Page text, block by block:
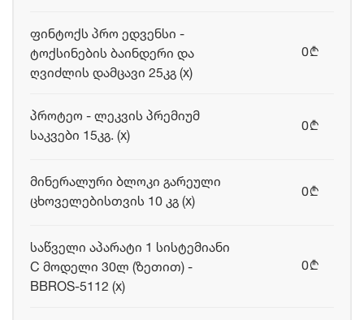
ფინტოქს პრო ედვენსი -
ტოქსინების ბაინდერი და
ღვიძლის დამცავი 25კგ (x)
0b
პროტეო - ლეკვის პრემიუმ
საკვები 15კგ. (x)
0b
მინერალური ბლოკი გარეული
ცხოველებისთვის 10 კგ (x)
0b
საწველი აპარატი 1 სისტემიანი
C მოდელი 30ლ (ზეთით) -
BBROS-5112 (x)
0b